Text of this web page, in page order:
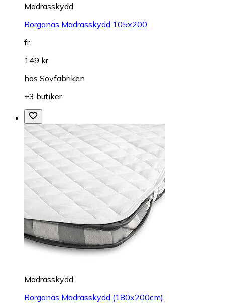
Madrasskydd
Borganäs Madrasskydd 105x200
fr.
149 kr
hos Sovfabriken
+3 butiker
Madrasskydd
Borganäs Madrasskydd (180x200cm)